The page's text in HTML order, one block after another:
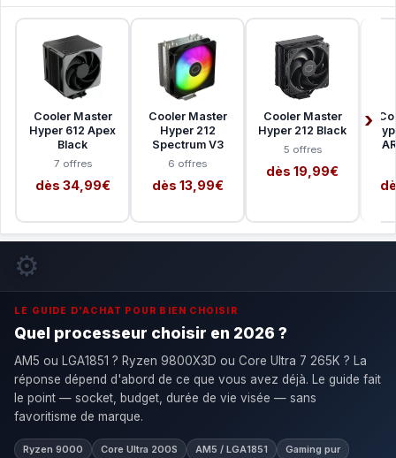
Cooler Master
Hyper 612 Apex
Black
7 offres
dès 34,99€
Cooler Master
Hyper 212
Spectrum V3
6 offres
dès 13,99€
Cooler Master
Hyper 212 Black
5 offres
dès 19,99€
⚙️
LE GUIDE D'ACHAT POUR BIEN CHOISIR
Quel processeur choisir en 2026 ?
AM5 ou LGA1851 ? Ryzen 9800X3D ou Core Ultra 7 265K ? La
réponse dépend d'abord de ce que vous avez déjà. Le guide fait
le point — socket, budget, durée de vie visée — sans
favoritisme de marque.
Ryzen 9000 Core Ultra 200S AM5 / LGA1851 Gaming pur